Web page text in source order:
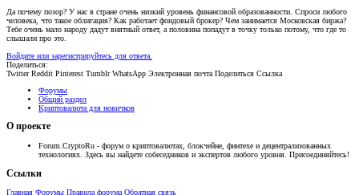
Да почему позор? У нас в стране очень низкий уровень финансовой образованности. Спроси любого
человека, что такое облигация? Как работает фондовый брокер? Чем занимается Московская биржа?
Тебе очень мало народу дадут внятный ответ, а половина попадут в точку только потому, что где то
слышали про это.
Войдите или зарегистрируйтесь для ответа.
Поделиться:
Twitter Reddit Pinterest Tumblr WhatsApp Электронная почта Поделиться Ссылка
Форумы
Общий раздел
Криптовалюта для новичков
О проекте
Forum.CryptoRu - форум о криптовалютах, блокчейне, финтехе и децентрализованных
технологиях. Здесь вы найдете собеседников и экспертов любого уровня. Присоединяйтесь!
Ссылки
Главная Форумы Правила форума Обратная связь